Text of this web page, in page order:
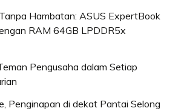
Hambatan: ASUS ExpertBook
RAM 64GB LPDDR5x
Pengusaha dalam Setiap
Penginapan di dekat Pantai Selong